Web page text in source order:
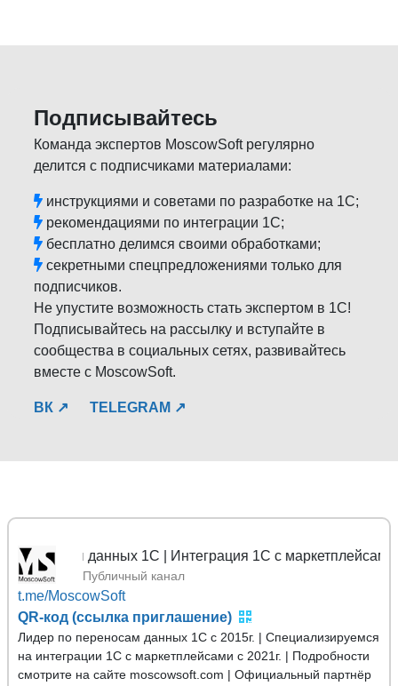
Подписывайтесь
Команда экспертов MoscowSoft регулярно
делится с подписчиками материалами:
инструкциями и советами по разработке на 1С;
рекомендациями по интеграции 1С;
бесплатно делимся своими обработками;
секретными спецпредложениями только для
подписчиков.
Не упустите возможность стать экспертом в 1С!
Подписывайтесь на рассылку и вступайте в
сообщества в социальных сетях, развивайтесь
вместе с MoscowSoft.
ВК ↗ TELEGRAM ↗
данных 1С | Интеграция 1С с маркетплейсами
Публичный канал
t.me/MoscowSoft
QR-код (ссылка приглашение)
Лидер по переносам данных 1С с 2015г. | Специализируемся
на интеграции 1С с маркетплейсами с 2021г. | Подробности
смотрите на сайте moscowsoft.com | Официальный партнёр